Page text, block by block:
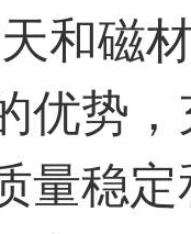
天和磁
优势
量稳